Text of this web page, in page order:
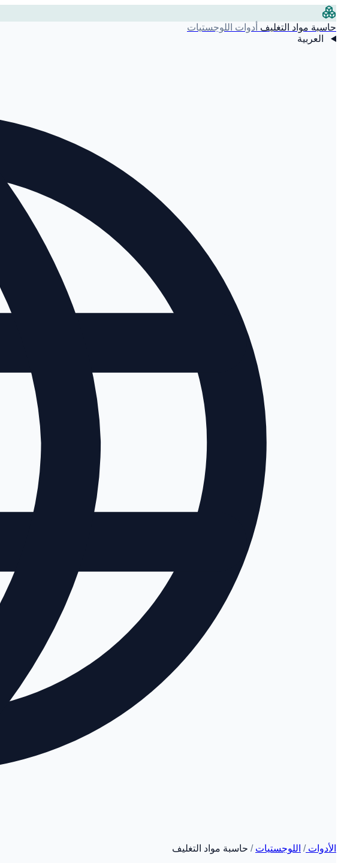
حاسبة مواد التغليف أدوات اللوجستيات
العربية
الأدوات/ اللوجستيات / حاسبة مواد التغليف